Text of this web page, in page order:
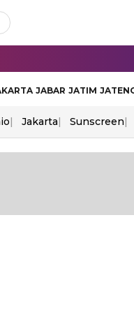
JABAR JATIM
Jakarta Sunscreen